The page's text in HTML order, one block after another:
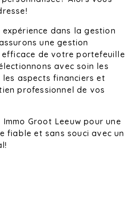
dans la gestion
une gestion
de votre portefeuille
avec soin les
aspects financiers et
professionnel de vos
Groot Leeuw pour une
fiable et sans souci avec un